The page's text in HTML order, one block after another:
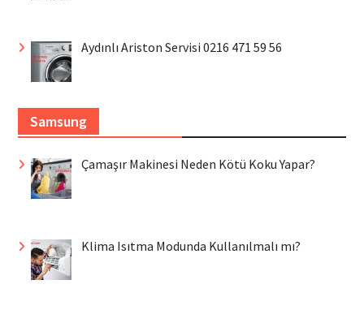
Aydınlı Ariston Servisi 0216 471 59 56
Samsung
Çamaşır Makinesi Neden Kötü Koku Yapar?
Klima Isıtma Modunda Kullanılmalı mı?